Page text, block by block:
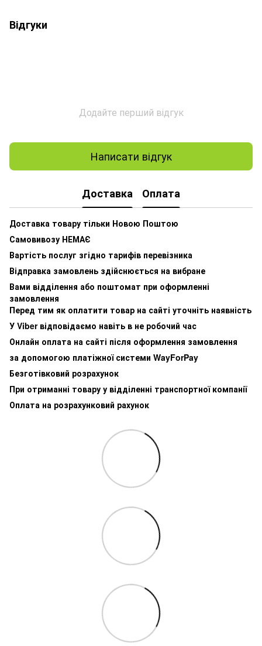
Відгуки
Додайте перший відгук
Написати відгук
Доставка Оплата
Доставка товару тільки Новою Поштою
Самовивозу НЕМАЄ
Вартість послуг згідно тарифів перевізника
Відправка замовлень здійснюється на вибране
Вами відділення або поштомат при оформленні
замовлення
Перед тим як оплатити товар на сайті уточніть наявність
У Viber відповідаємо навіть в не робочий час
Онлайн оплата на сайті після оформлення замовлення
за допомогою платіжної системи WayForPay
Безготівковий розрахунок
При отриманні товару у відділенні транспортної компанії
Оплата на розрахунковий рахунок